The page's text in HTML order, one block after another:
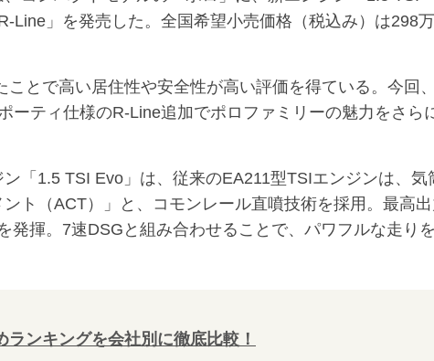
Line」を発売した。全国希望小売価格（税込み）は298万
とで高い居住性や安全性が高い評価を得ている。今回
ーティ仕様のR-Line追加でポロファミリーの魅力をさら
「1.5 TSI Evo」は、従来のEA211型TSIエンジンは、気
ト（ACT）」と、コモンレール直噴技術を採用。最高
発揮。7速DSGと組み合わせることで、パワフルな走り
ンキングを会社別に徹底比較！